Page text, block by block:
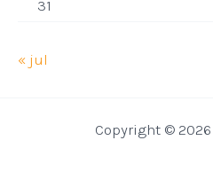
31
« jul
Copyright ©